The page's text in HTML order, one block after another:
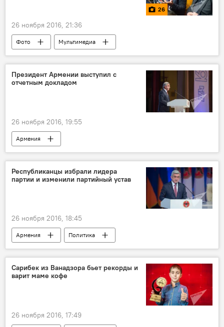
26
26 ноября 2016, 21:36
Фото Мультимедиа
Президент Армении выступил с
отчетным докладом
26 ноября 2016, 19:55
Армения
XVI съезд Республиканской партии
Республиканцы избрали лидера
партии и изменили партийный устав
26 ноября 2016, 18:45
Армения
Политика
XVI съезд Республиканской партии
Сарибек из Ванадзора бьет рекорды и
варит маме кофе
26 ноября 2016, 17:49